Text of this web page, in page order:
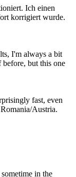
Ich einen
korrigiert wurde.
I'm always a bit
but this one
fast, even
Austria.
in the